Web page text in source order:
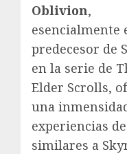
Oblivion,
esencialmente
predecesor de
en la serie de
Elder Scrolls,
una
experiencias
similares a